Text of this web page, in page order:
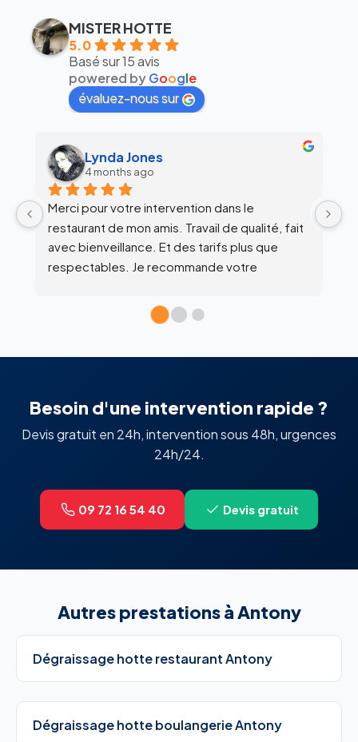
MISTER HOTTE
5.0
Basé sur 15 avis
powered byGoogle
évaluez-nous sur
alex siegfried
6 months ago
Équipe super clean !
Besoin d'une intervention rapide ?
Devis gratuit en 24h, intervention sous 48h, urgences
24h/24.
09 72 16 54 40 Devis gratuit
Autres prestations à Antony
Dégraissage hotte restaurant Antony
Dégraissage hotte boulangerie Antony